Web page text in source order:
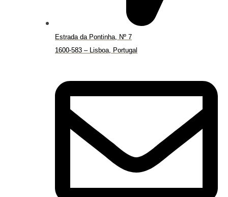
Estrada da Pontinha, Nº 7
1600-583 – Lisboa, Portugal